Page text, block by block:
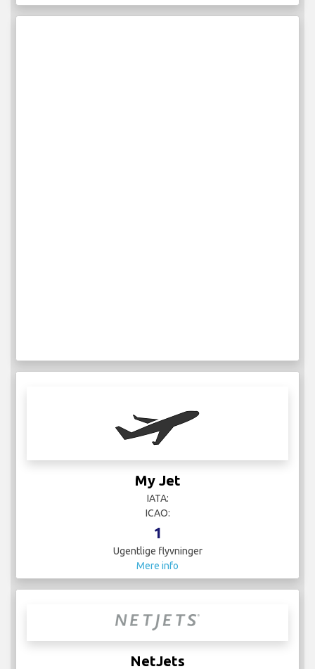
My Jet
IATA:
ICAO:
1
Ugentlige flyvninger
Mere info
NetJets